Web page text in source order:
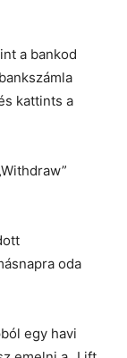
a bankod
kattints a
oda
egy havi